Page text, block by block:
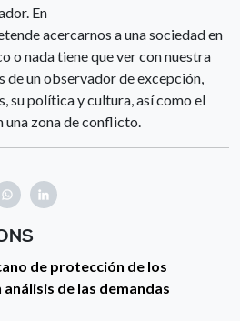
En
acercarnos a una sociedad en
o nada tiene que ver con nuestra
un observador de excepción,
su política y cultura, así como el
zona de conflicto.
de protección de los
de las demandas